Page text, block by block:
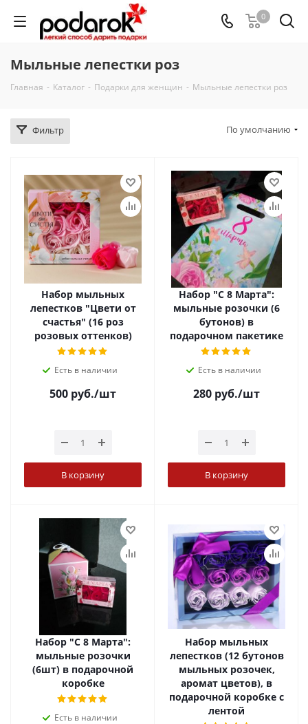
0
Мыльные лепестки роз
Главная - Каталог - Подарки для женщин - Мыльные лепестки роз
Фильтр По умолчанию
Набор мыльных
лепестков "Цвети от
счастья" (16 роз
розовых оттенков)
Есть в наличии
500 руб./шт
В корзину
Набор "С 8 Марта":
мыльные розочки (6
бутонов) в
подарочном пакетике
Есть в наличии
280 руб./шт
В корзину
Набор "С 8 Марта":
мыльные розочки
(6шт) в подарочной
коробке
Есть в наличии
Набор мыльных
лепестков (12 бутонов
мыльных розочек,
аромат цветов), в
подарочной коробке с
лентой